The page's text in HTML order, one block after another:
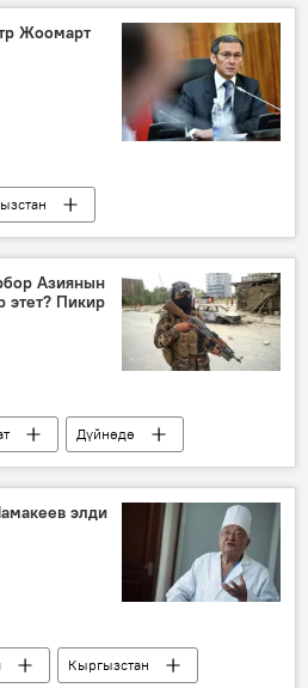
Исабаев
Жоомарт
Азиянын
этет? Пикир
Дүйнөдө
Афганистан
кырдаал
элди
Кыргызстан